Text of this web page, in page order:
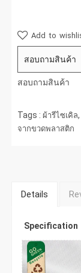
Add to
สอบถามสินค้า
สอบถามสินค้า
Tags :ผ้ารีไซเคิล
จากขวดพลาสติก
Details
Specification